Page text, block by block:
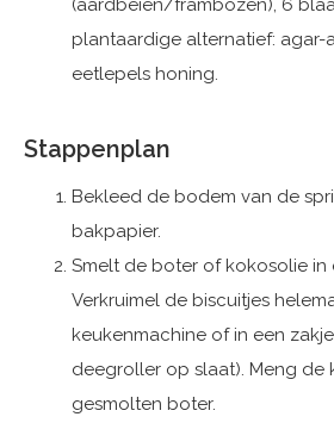
(aardbeien/frambozen), 6
plantaardige alternatief: agar-
eetlepels honing.
Stappenplan
Bekleed de bodem van de
bakpapier.
Smelt de boter of kokosolie in
Verkruimel de biscuitjes
keukenmachine of in een
deegroller op slaat). Meng de
gesmolten boter.